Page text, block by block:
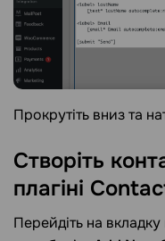
Прокрутіть вниз та
Створіть
плагіні
Перейдіть на